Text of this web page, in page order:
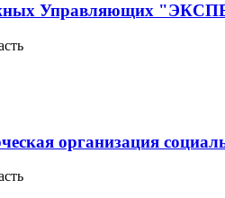
Управляющих
организация